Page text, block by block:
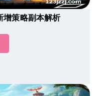
增策略副本解析